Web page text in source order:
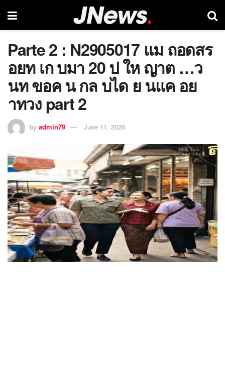
Parte 2 : N2905017 แม ถอดสร
อยท เก บมา 20 ป ให ญาต …ว
นท ขอค น กล บได ย นแค อย
าทวง part 2
by admin79 June 11, 2026